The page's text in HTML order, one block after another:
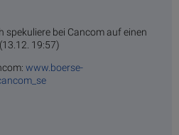
spekuliere bei Cancom auf einen
19:57)
www.boerse-